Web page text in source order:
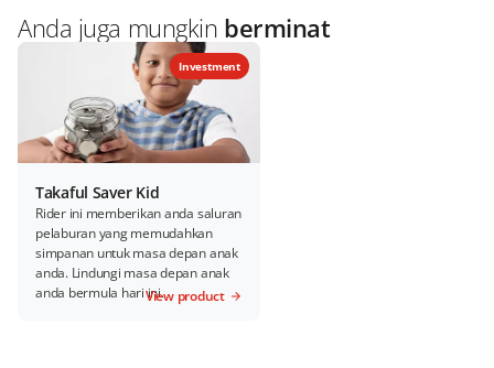
Anda juga mungkin berminat
Investment
Takaful Saver Kid
Rider ini memberikan anda saluran
pelaburan yang memudahkan
simpanan untuk masa depan anak
anda. Lindungi masa depan anak
anda bermula hari ini.View product